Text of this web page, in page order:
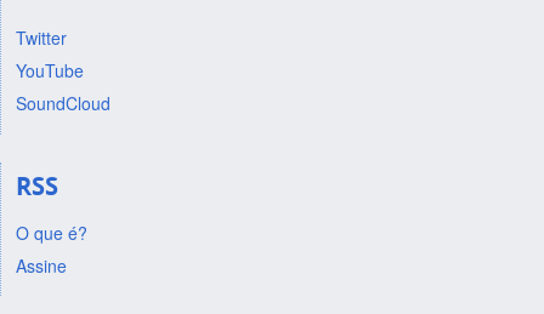
Twitter
YouTube
SoundCloud
RSS
O que é?
Assine